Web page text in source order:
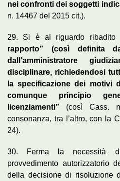
nei confronti dei soggetti
n. 14467 del 2015 cit.).
29. Si è al riguardo ribadito
rapporto” (così definita
dall’amministratore
disciplinare, richiedendosi
la specificazione dei motivi
comunque principio
licenziamenti” (così Cass.
consonanza, tra l’altro, con la
24).
30. Ferma la necessità
provvedimento autorizzatorio
della decisione di risoluzione